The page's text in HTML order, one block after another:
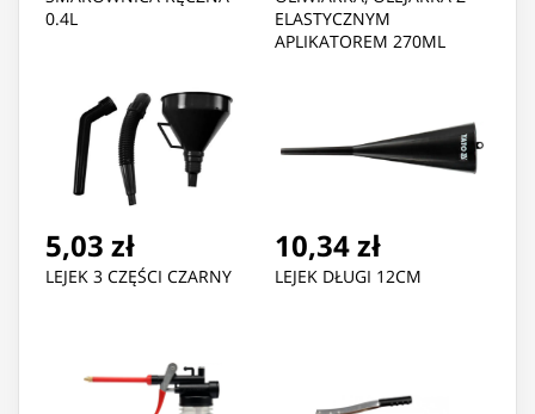
0.4L
ELASTYCZNYM
APLIKATOREM 270ML
5,03 zł
LEJEK 3 CZĘŚCI CZARNY
10,34 zł
LEJEK DŁUGI 12CM